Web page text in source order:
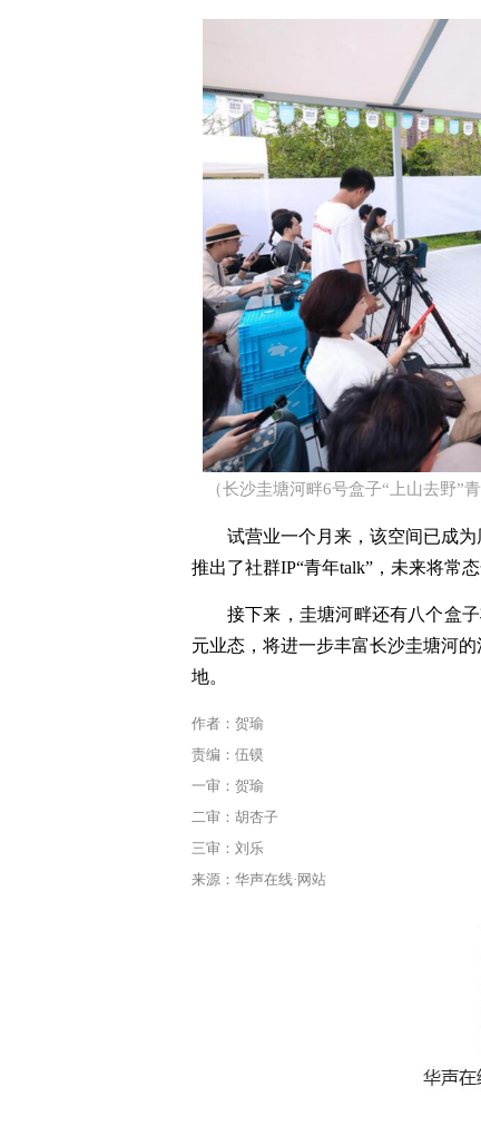
（长沙圭塘河畔6号盒子“上山去野”
试营业一个月来，该空间已成
推出了社群IP“青年talk”，未来将常
接下来，圭塘河畔还有八个盒
元业态，将进一步丰富长沙圭塘河
地。
作者：贺瑜
责编：伍镆
一审：贺瑜
二审：胡杏子
三审：刘乐
来源：华声在线·网站